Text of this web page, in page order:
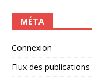
MÉTA
Connexion
Flux des publications